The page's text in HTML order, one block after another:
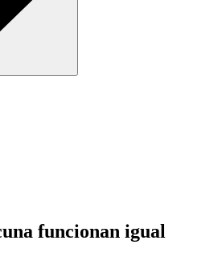
funcionan igual